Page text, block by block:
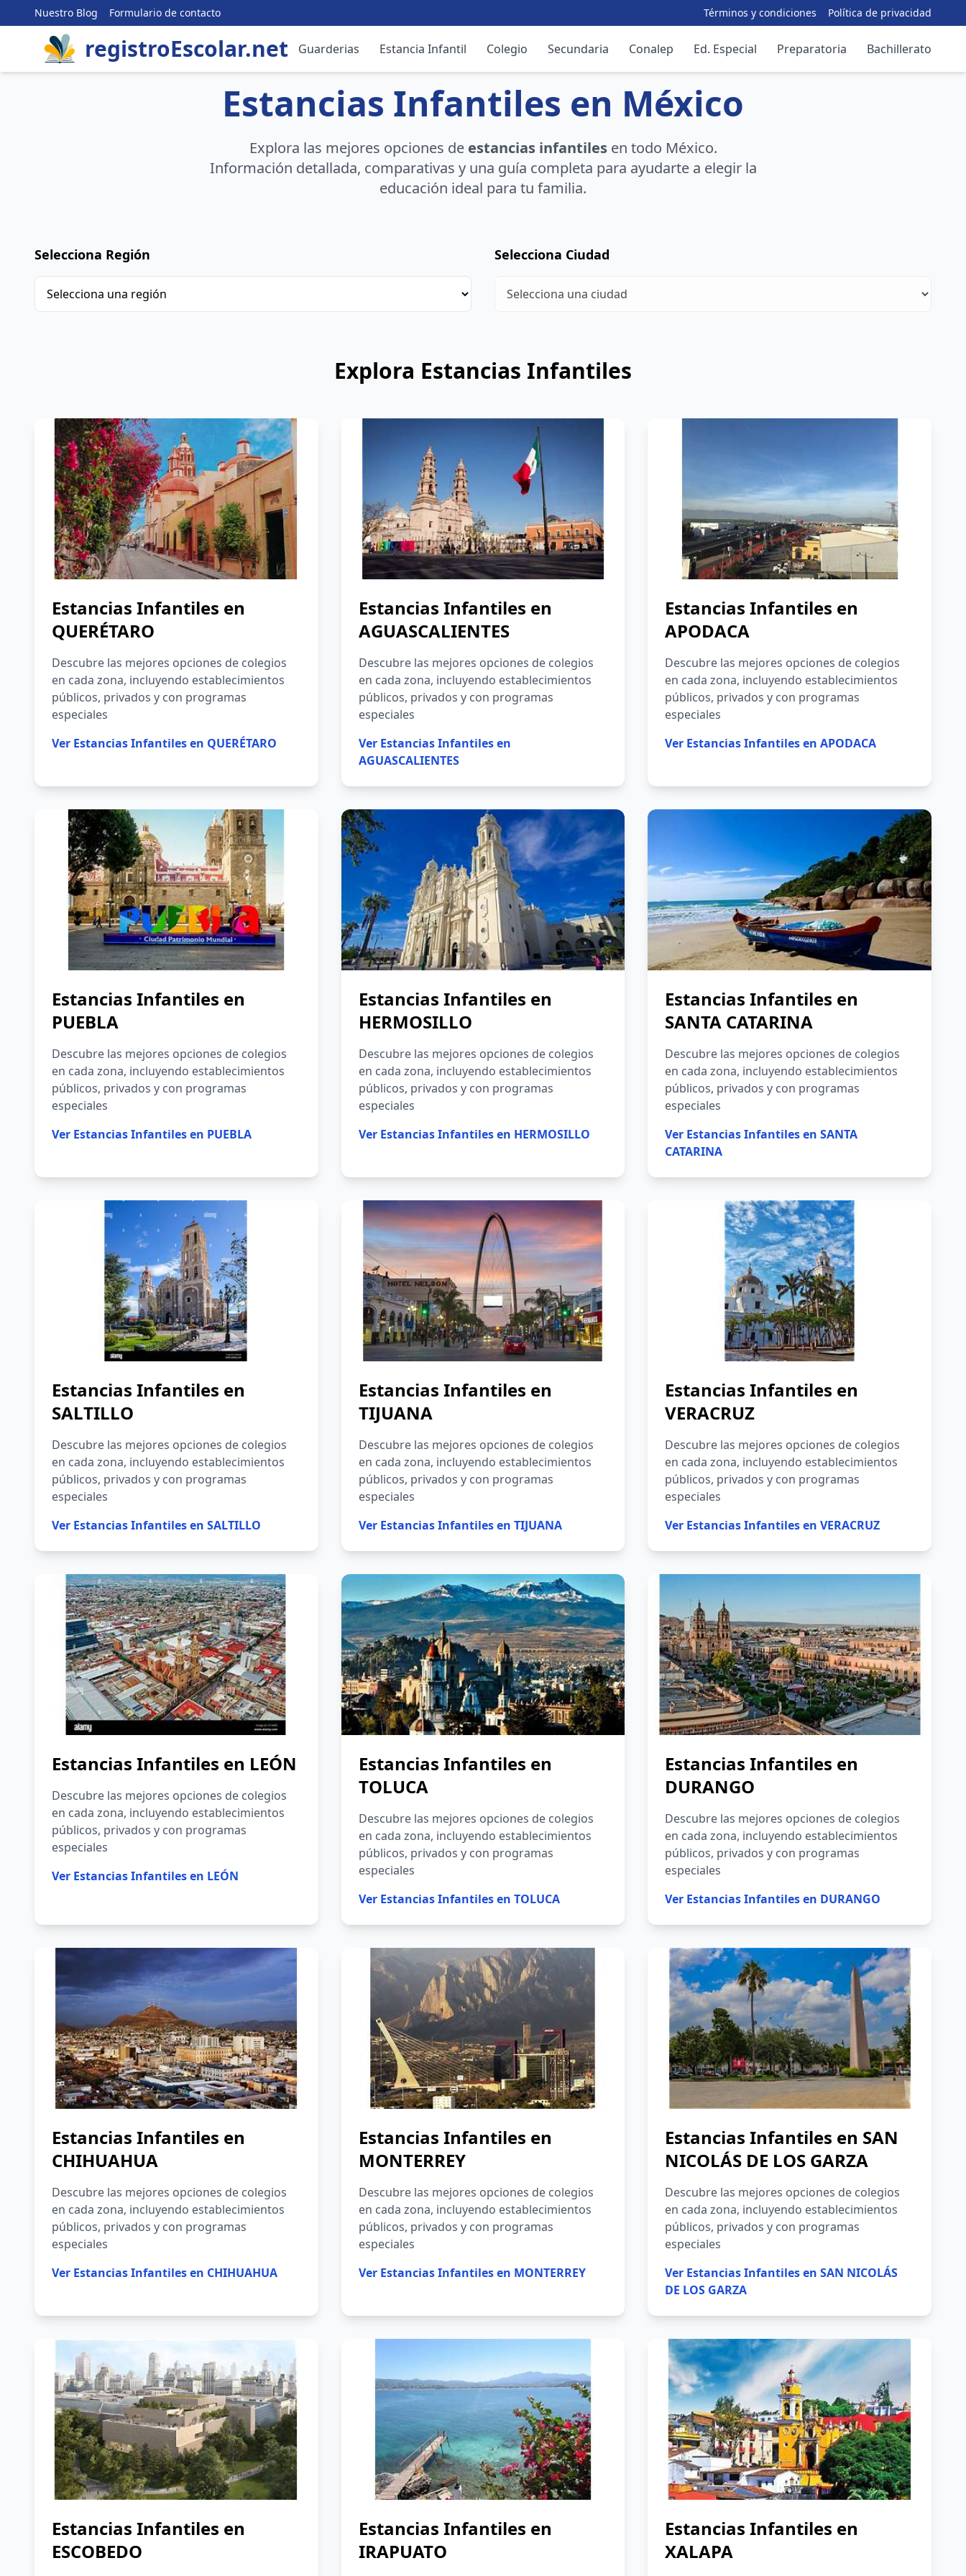
Nuestro Blog Formulario de contacto Términos y condiciones Política de privacidad
registroEscolar.net Guarderias Estancia Infantil Colegio Secundaria Conalep Ed. Especial Preparatoria Bachillerato
Estancias Infantiles en México
Explora las mejores opciones de estancias infantilesen todo México.
Información detallada, comparativas y una guía completa para ayudarte a elegir la
educación ideal para tu familia.
Selecciona Región Selecciona Ciudad
Explora Estancias Infantiles
Estancias Infantiles en
QUERÉTARO
Descubre las mejores opciones de colegios
en cada zona, incluyendo establecimientos
públicos, privados y con programas
especiales
Ver Estancias Infantiles en QUERÉTARO
Estancias Infantiles en
AGUASCALIENTES
Descubre las mejores opciones de colegios
en cada zona, incluyendo establecimientos
públicos, privados y con programas
especiales
Ver Estancias Infantiles en
AGUASCALIENTES
Estancias Infantiles en
APODACA
Descubre las mejores opciones de colegios
en cada zona, incluyendo establecimientos
públicos, privados y con programas
especiales
Ver Estancias Infantiles en APODACA
Estancias Infantiles en
PUEBLA
Descubre las mejores opciones de colegios
en cada zona, incluyendo establecimientos
públicos, privados y con programas
especiales
Ver Estancias Infantiles en PUEBLA
Estancias Infantiles en
HERMOSILLO
Descubre las mejores opciones de colegios
en cada zona, incluyendo establecimientos
públicos, privados y con programas
especiales
Ver Estancias Infantiles en HERMOSILLO
Estancias Infantiles en
SANTA CATARINA
Descubre las mejores opciones de colegios
en cada zona, incluyendo establecimientos
públicos, privados y con programas
especiales
Ver Estancias Infantiles en SANTA
CATARINA
Estancias Infantiles en
SALTILLO
Descubre las mejores opciones de colegios
en cada zona, incluyendo establecimientos
públicos, privados y con programas
especiales
Ver Estancias Infantiles en SALTILLO
Estancias Infantiles en
TIJUANA
Descubre las mejores opciones de colegios
en cada zona, incluyendo establecimientos
públicos, privados y con programas
especiales
Ver Estancias Infantiles en TIJUANA
Estancias Infantiles en
VERACRUZ
Descubre las mejores opciones de colegios
en cada zona, incluyendo establecimientos
públicos, privados y con programas
especiales
Ver Estancias Infantiles en VERACRUZ
Estancias Infantiles en LEÓN
Descubre las mejores opciones de colegios
en cada zona, incluyendo establecimientos
públicos, privados y con programas
especiales
Ver Estancias Infantiles en LEÓN
Estancias Infantiles en
TOLUCA
Descubre las mejores opciones de colegios
en cada zona, incluyendo establecimientos
públicos, privados y con programas
especiales
Ver Estancias Infantiles en TOLUCA
Estancias Infantiles en
DURANGO
Descubre las mejores opciones de colegios
en cada zona, incluyendo establecimientos
públicos, privados y con programas
especiales
Ver Estancias Infantiles en DURANGO
Estancias Infantiles en
CHIHUAHUA
Descubre las mejores opciones de colegios
en cada zona, incluyendo establecimientos
públicos, privados y con programas
especiales
Ver Estancias Infantiles en CHIHUAHUA
Estancias Infantiles en
MONTERREY
Descubre las mejores opciones de colegios
en cada zona, incluyendo establecimientos
públicos, privados y con programas
especiales
Ver Estancias Infantiles en MONTERREY
Estancias Infantiles en SAN
NICOLÁS DE LOS GARZA
Descubre las mejores opciones de colegios
en cada zona, incluyendo establecimientos
públicos, privados y con programas
especiales
Ver Estancias Infantiles en SAN NICOLÁS
DE LOS GARZA
Estancias Infantiles en
ESCOBEDO
Estancias Infantiles en
IRAPUATO
Estancias Infantiles en
XALAPA